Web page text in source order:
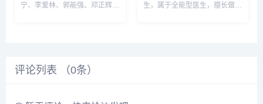
宁、李爱林、郭能强、邓正辉、
生，属于全能型医生，擅长做眼
评论列表 （0条）